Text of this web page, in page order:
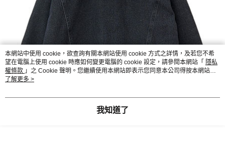
本網站中使用 cookie，欲查詢有關本網站使用 cookie 方式之詳情，及若您不希
望在電腦上使用 cookie 時應如何變更電腦的 cookie 設定，請參閱本網站「 隱私
權條款 」之 Cookie 聲明。您繼續使用本網站即表示您同意本公司得按本網站使
用條款之 Cookie 聲明使用 cookie。
了解更多 >
我知道了